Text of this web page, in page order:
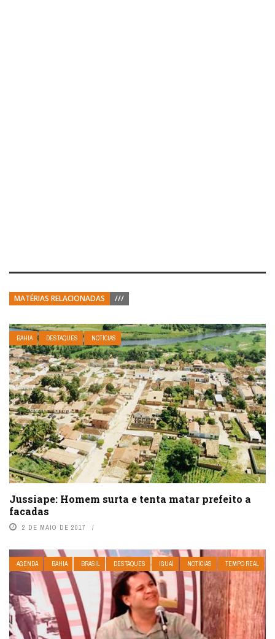
MATÉRIAS RELACIONADAS ///
BAHIA DESTAQUES NOTÍCIAS
Jussiape: Homem surta e tenta matar prefeito a
facadas
2 DE MAIO DE 2017
AGENDA BAHIA BRASIL DESTAQUES IGUAÍ NOTÍCIAS TEMPO REAL